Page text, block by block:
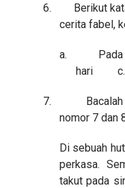
6.
Berikut
cerita fabel,
a.
hari c.
7.
nomor 7 dan
Di sebuah
perkasa.
takut pada